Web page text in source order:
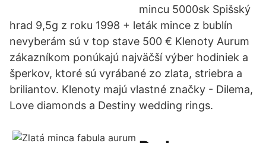
mincu 5000sk Spišský
hrad 9,5g z roku 1998 + leták mince z bublín
nevyberám sú v top stave 500 € Klenoty Aurum
zákazníkom ponúkajú najväčší výber hodiniek a
šperkov, ktoré sú vyrábané zo zlata, striebra a
briliantov. Klenoty majú vlastné značky - Dilema,
Love diamonds a Destiny wedding rings.